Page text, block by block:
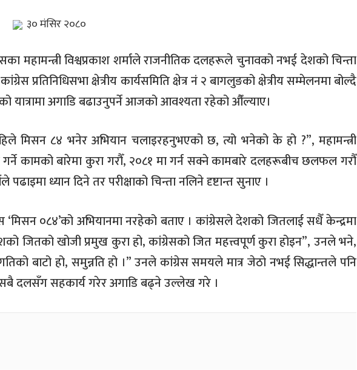
३० मंसिर २०८०
महामन्त्री विश्वप्रकाश शर्माले राजनीतिक दलहरूले चुनावको नभई देशको चिन्ता
प्रतिनिधिसभा क्षेत्रीय कार्यसमिति क्षेत्र नं २ बागलुङको क्षेत्रीय सम्मेलनमा बोल्दै
यात्रामा अगाडि बढाउनुपर्ने आजको आवश्यता रहेको औँल्याए।
मिसन ८४ भनेर अभियान चलाइरहनुभएको छ, त्यो भनेको के हो ?”, महामन्त्री
कामको बारेमा कुरा गरौँ, २०८१ मा गर्न सक्ने कामबारे दलहरूबीच छलफल गरौँ
पढाइमा ध्यान दिने तर परीक्षाको चिन्ता नलिने दृष्टान्त सुनाए ।
‘मिसन ०८४’को अभियानमा नरहेको बताए । कांग्रेसले देशको जितलाई सधैँ केन्द्रमा
जितको खोजी प्रमुख कुरा हो, कांग्रेसको जित महत्त्वपूर्ण कुरा होइन”, उनले भने,
बाटो हो, समुन्नति हो ।” उनले कांग्रेस समयले मात्र जेठो नभई सिद्धान्तले पनि
सबै दलसँग सहकार्य गरेर अगाडि बढ्ने उल्लेख गरे ।